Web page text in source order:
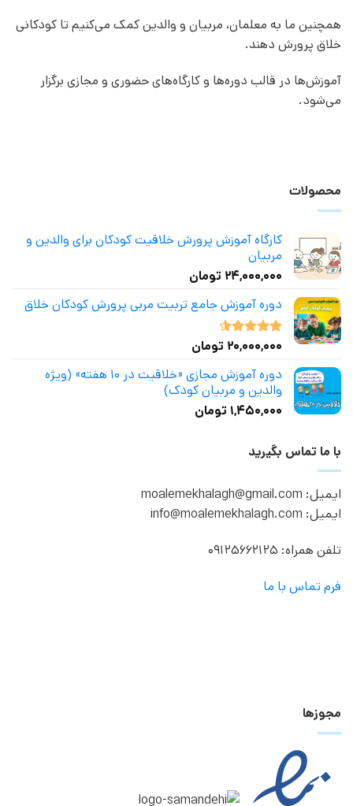
همچنین ما به معلمان، مربیان و والدین کمک می‌کنیم تا کودکانی
خلاق پرورش دهند.
آموزش‌ها در قالب دوره‌ها و کارگاه‌های حضوری و مجازی برگزار
می‌شود.
محصولات
کارگاه آموزش پرورش خلاقیت کودکان برای والدین و
مربیان
۲۴,۰۰۰,۰۰۰ تومان
دوره آموزش جامع تربیت مربی پرورش کودکان خلاق
نمره4.50
۲۰,۰۰۰,۰۰۰ تومان
دوره آموزش مجازی «خلاقیت در ۱۰ هفته» (ویژه
والدین و مربیان کودک)
۱,۴۵۰,۰۰۰ تومان
با ما تماس بگیرید
ایمیل: moalemekhalagh@gmail.com
ایمیل: info@moalemekhalagh.com
تلفن همراه: 09125662125
فرم تماس با ما
مجوزها